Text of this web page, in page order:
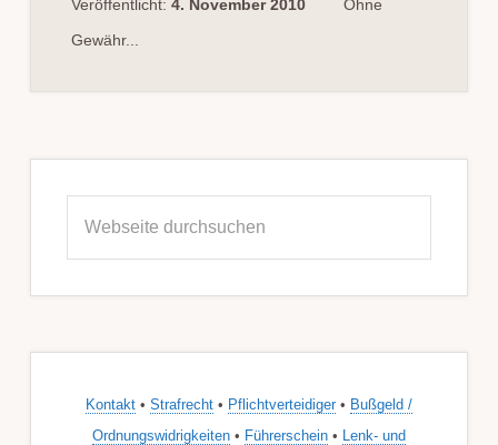
Veröffentlicht: 4. November 2010
Ohne
Gewähr...
Kontakt • Strafrecht • Pflichtverteidiger • Bußgeld /
Ordnungswidrigkeiten • Führerschein • Lenk- und